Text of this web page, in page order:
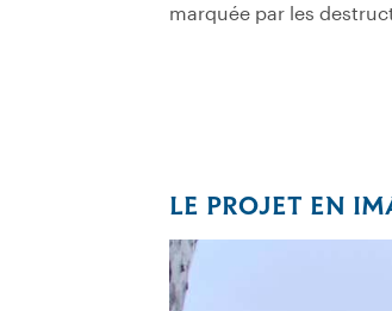
marquée par les
LE PROJET EN